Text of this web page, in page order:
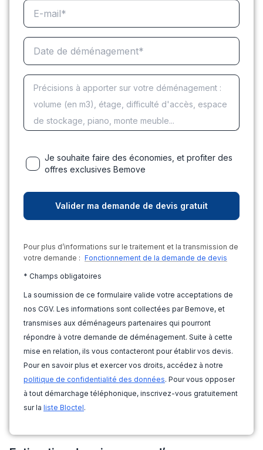
Je souhaite faire des économies, et profiter des
offres exclusives Bemove
Pour plus d’informations sur le traitement et la transmission de
votre demande : Fonctionnement de la demande de devis
* Champs obligatoires
La soumission de ce formulaire valide votre acceptations de
nos CGV. Les informations sont collectées par Bemove, et
transmises aux déménageurs partenaires qui pourront
répondre à votre demande de déménagement. Suite à cette
mise en relation, ils vous contacteront pour établir vos devis.
Pour en savoir plus et exercer vos droits, accédez à notre
politique de confidentialité des données. Pour vous opposer
à tout démarchage téléphonique, inscrivez-vous gratuitement
sur la liste Bloctel.